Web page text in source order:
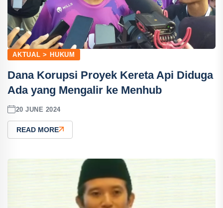
AKTUAL > HUKUM
Dana Korupsi Proyek Kereta Api Diduga
Ada yang Mengalir ke Menhub
20 JUNE 2024
READ MORE